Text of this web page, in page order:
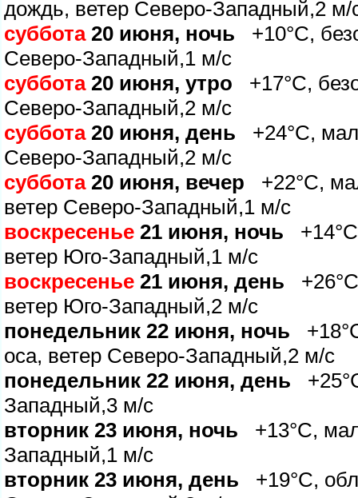
дождь, ветер Северо-Западный,2 м/
суббота20 июня, ночь +10°C,
Северо-Западный,1 м/с
суббота20 июня, утро +17°C,
Северо-Западный,2 м/с
суббота20 июня, день +24°C,
Северо-Западный,2 м/с
суббота20 июня, вечер +22°C,
етер Северо-Западный,1 м/с
оскресенье 21 июня, ночь
етер Юго-Западный,1 м/с
оскресенье 21 июня, день
етер Юго-Западный,2 м/с
понедельник 22 июня, ночь
оса, ветер Северо-Западный,2 м/с
понедельник 22 июня, день
Западный,3 м/с
торник 23 июня, ночь +13°C,
Западный,1 м/с
торник 23 июня, день +19°C,